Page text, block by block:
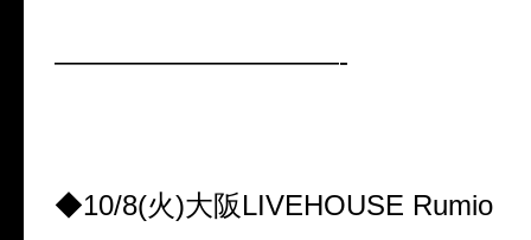
——————————-
◆10/8(火)大阪LIVEHOUSE Rumio